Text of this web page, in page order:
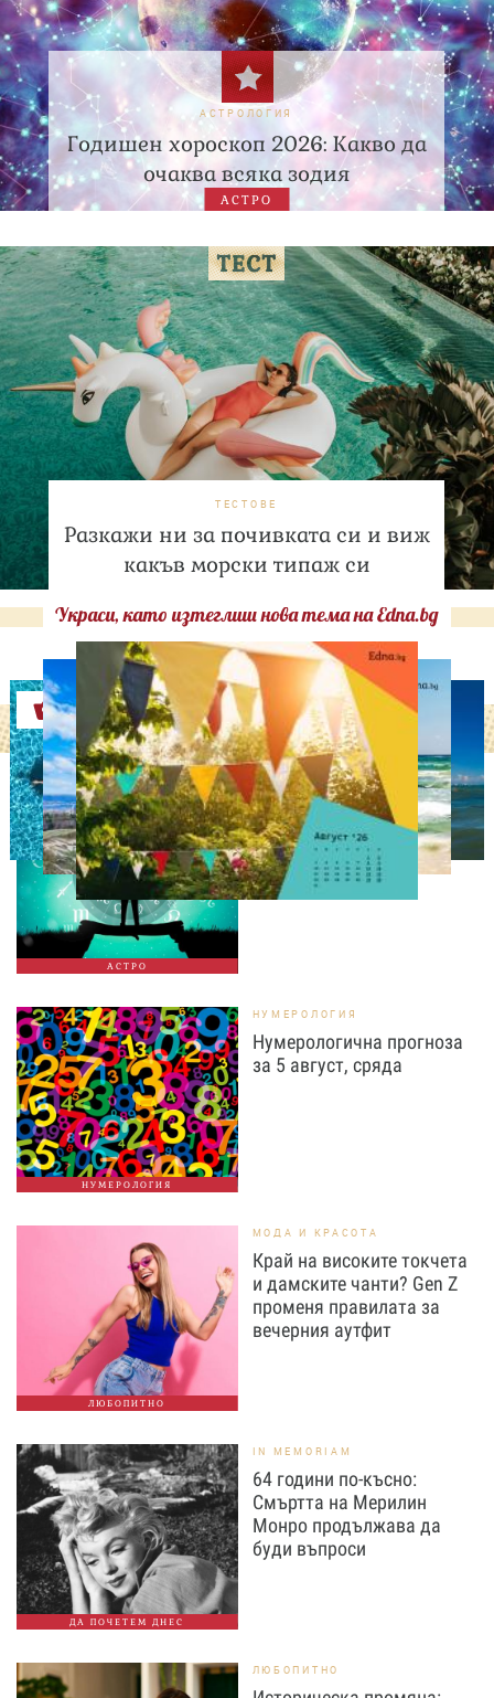
АСТРОЛОГИЯ
Годишен хороскоп 2026: Какво да
очаква всяка зодия
АСТРО
ТЕСТОВЕ
Разкажи ни за почивката си и виж
какъв морски типаж си
Украси, като изтеглиш нова тема на Edna.bg
Оферти
АСТРО
АСТРОЛОГИЯ
Дневен хороскоп за 5
август, сряда
НУМЕРОЛОГИЯ
НУМЕРОЛОГИЯ
Нумерологична прогноза
за 5 август, сряда
ЛЮБОПИТНО
МОДА И КРАСОТА
Край на високите токчета
и дамските чанти? Gen Z
променя правилата за
вечерния аутфит
ДА ПОЧЕТЕМ ДНЕС
IN MEMORIAM
64 години по-късно:
Смъртта на Мерилин
Монро продължава да
буди въпроси
ЛЮБОПИТНО